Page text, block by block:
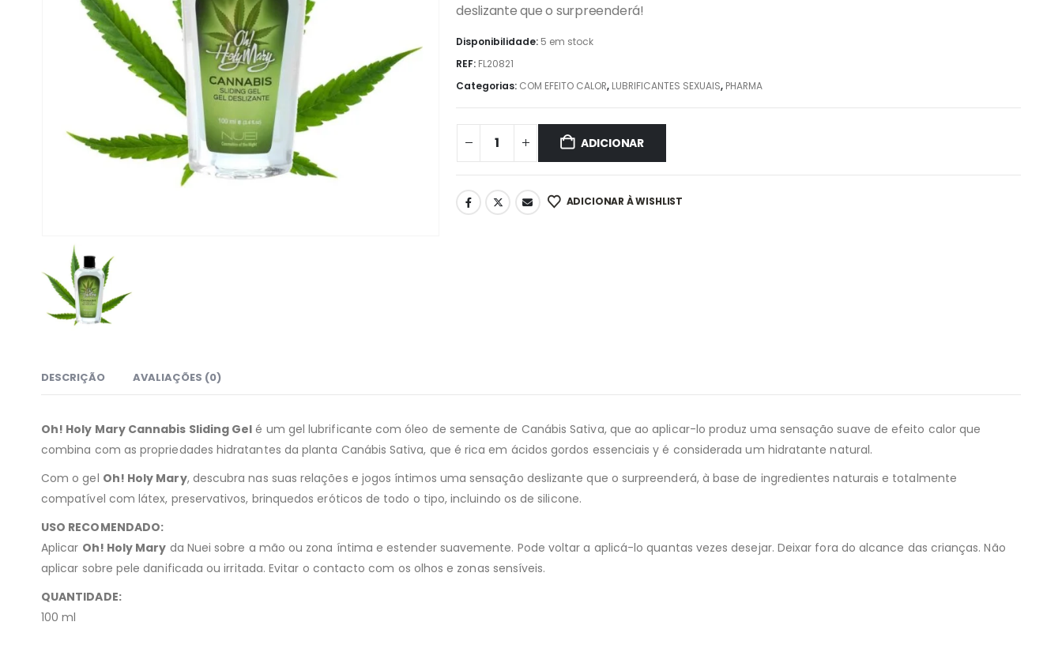
deslizante que o surpreenderá!
Disponibilidade: 5 em stock
REF: FL20821
Categorias: COM EFEITO CALOR, LUBRIFICANTES SEXUAIS, PHARMA
ADICIONAR
ADICIONAR À WISHLIST
DESCRIÇÃO AVALIAÇÕES (0)
Oh! Holy Mary Cannabis Sliding Gel é um gel lubrificante com óleo de semente de Canábis Sativa, que ao aplicar-lo produz uma sensação suave de efeito calor que
combina com as propriedades hidratantes da planta Canábis Sativa, que é rica em ácidos gordos essenciais y é considerada um hidratante natural.
Com o gel Oh! Holy Mary, descubra nas suas relações e jogos íntimos uma sensação deslizante que o surpreenderá, à base de ingredientes naturais e totalmente
compatível com látex, preservativos, brinquedos eróticos de todo o tipo, incluindo os de silicone.
USO RECOMENDADO:
Aplicar Oh! Holy Mary da Nuei sobre a mão ou zona íntima e estender suavemente. Pode voltar a aplicá-lo quantas vezes desejar. Deixar fora do alcance das crianças. Não
aplicar sobre pele danificada ou irritada. Evitar o contacto com os olhos e zonas sensíveis.
QUANTIDADE:
100 ml